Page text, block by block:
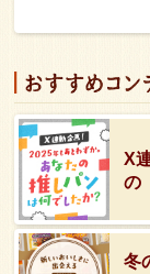
X
の
冬